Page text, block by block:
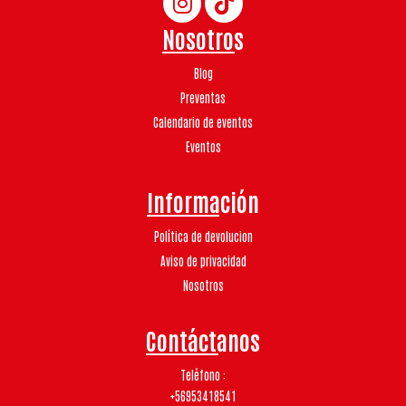
Nosotros
Blog
Preventas
Calendario de eventos
Eventos
Información
Política de devolucion
Aviso de privacidad
Nosotros
Contáctanos
Teléfono
+56953418541